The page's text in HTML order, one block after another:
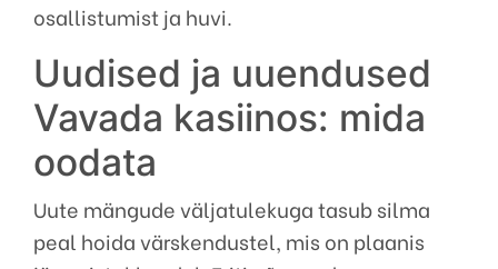
osallistumist ja huvi.
Uudised ja uuendused
Vavada kasiinos: mida
oodata
Uute mängude väljatulekuga tasub silma
peal hoida värskendustel, mis on plaanis